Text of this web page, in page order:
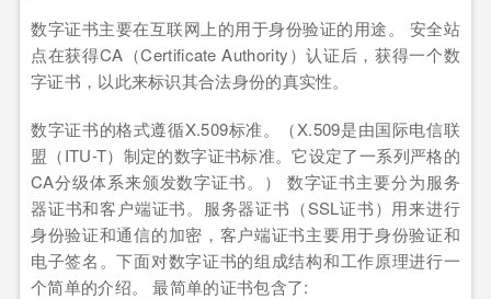
数字证书主要在互联网上的用于身份验证的用途。 安全站
点在获得CA（Certificate Authority）认证后，获得一个数
字证书，以此来标识其合法身份的真实性。
数字证书的格式遵循X.509标准。（X.509是由国际电信联
盟（ITU-T）制定的数字证书标准。它设定了一系列严格的
CA分级体系来颁发数字证书。） 数字证书主要分为服务
器证书和客户端证书。服务器证书（SSL证书）用来进行
身份验证和通信的加密，客户端证书主要用于身份验证和
电子签名。下面对数字证书的组成结构和工作原理进行一
个简单的介绍。 最简单的证书包含了: